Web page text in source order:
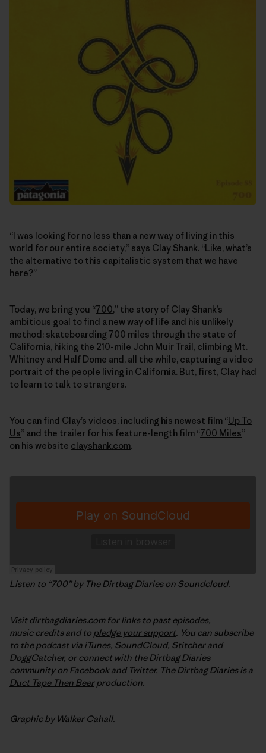
“I was looking for no less than a new way of living in this
world for our entire society,” says Clay Shank. “Like, what’s
the alternative to this capitalistic system that we have
here?”
Today, we bring you “700,” the story of Clay Shank’s
ambitious goal to find a new way of life and his unlikely
method: skateboarding 700 miles through the state of
California, hiking the 210-mile John Muir Trail, climbing Mt.
Whitney and Half Dome and, all the while, capturing a video
portrait of the people living in California. But, first, Clay had
to learn to talk to strangers.
You can find Clay’s videos, including his newest film “Up To
Us” and the trailer for his feature-length film “700 Miles”
on his website clayshank.com.
Listen to “700” by The Dirtbag Diarieson Soundcloud.
Visitdirtbagdiaries.comfor links to past episodes,
music credits and to pledge your support. You can subscribe
to the podcast via iTunes, SoundCloud, Stitcherand
DoggCatcher, or connect with the Dirtbag Diaries
community on Facebook and Twitter. The Dirtbag Diaries is a
Duct Tape Then Beerproduction.
Graphic by Walker Cahall.